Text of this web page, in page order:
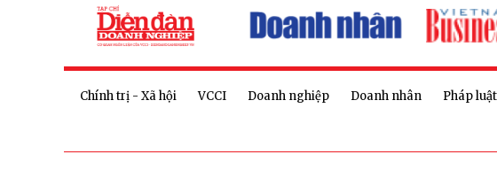
Chính trị - Xã hội VCCI Doanh nghiệp Doanh nhân Pháp luật